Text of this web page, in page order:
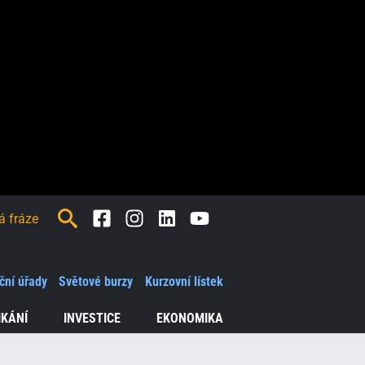
INVESTICE EKONOMIKA
úřady Světové burzy Kurzovní lístek
FacebookInstagramLinkedInYoutube